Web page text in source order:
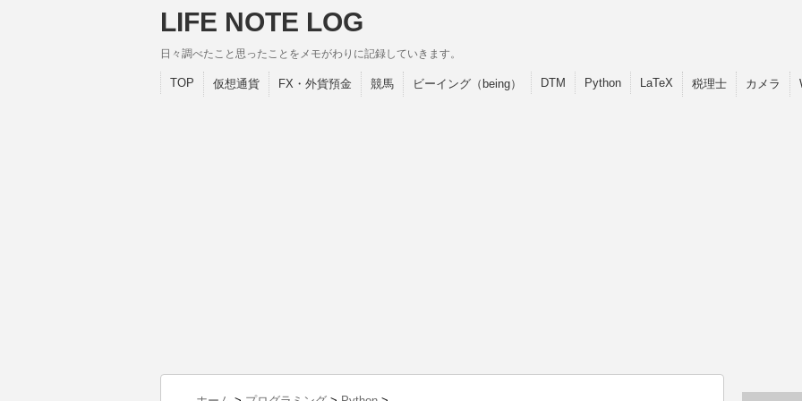
LIFE NOTE LOG
日々調べたこと思ったことをメモがわりに記録していきます。
TOP 仮想通貨 FX・外貨預金 競馬 ビーイング（being） DTM Python LaTeX 税理士 カメラ